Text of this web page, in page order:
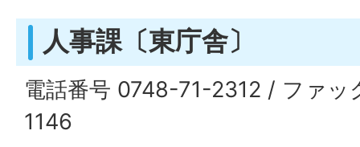
人事課〔東庁舎〕
電話番号 0748-71-2312 / ファ
1146